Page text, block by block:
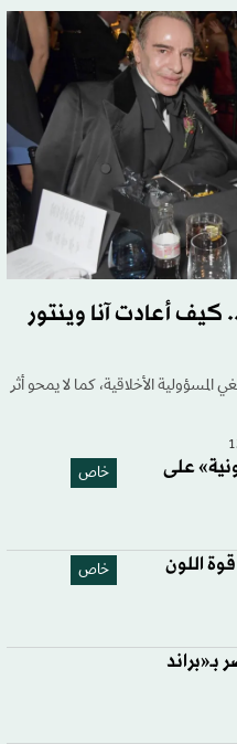
أعادت آنا وينتور
المسؤولية الأخلاقية، كما لا يمحو أثر
خاص
على
خاص
اللون